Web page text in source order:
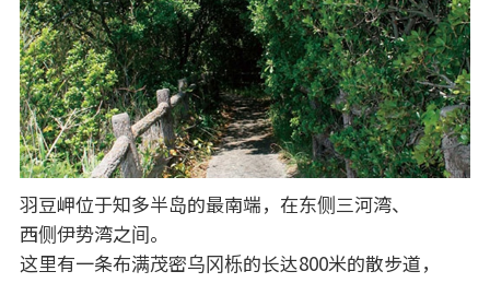
羽豆岬位于知多半岛的最南端，在东侧三河湾、
西侧伊势湾之间。
这里有一条布满茂密乌冈栎的长达800米的散步道，